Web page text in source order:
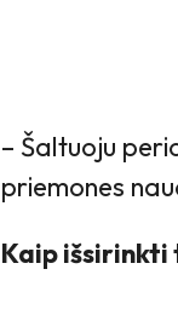
– Šaltuoju
priemones
Kaip išsirinkti